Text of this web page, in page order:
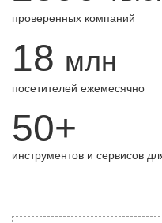
проверенных компаний
18 млн
посетителей ежемесячно
50+
инструментов и сервисов